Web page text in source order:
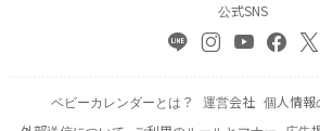
公式SNS
ベビーカレンダーとは？ 運営会社 個人情報